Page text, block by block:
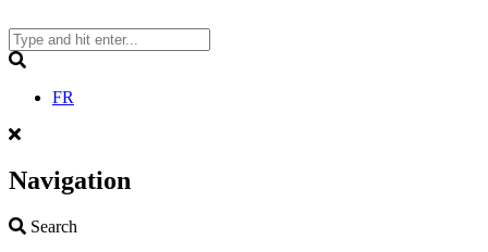
to
content
FR
Navigation
Search